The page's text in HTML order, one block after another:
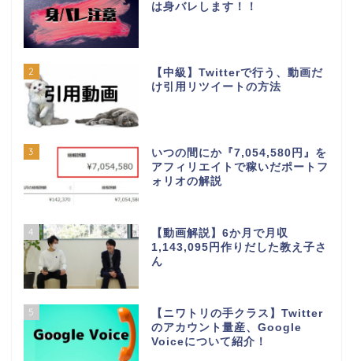
は身バレします！！
2
【中級】Twitterで行う、動画だ
け引用リツイートの方法
3
いつの間にか『7,054,580円』を
アフィリエイトで稼いだポートフ
ォリオの解説
4
【動画解説】6か月で月収
1,143,095円作りだした教え子さ
ん
5
【ニワトリの手クラス】Twitter
のアカウント量産、Google
Voiceについて紹介！